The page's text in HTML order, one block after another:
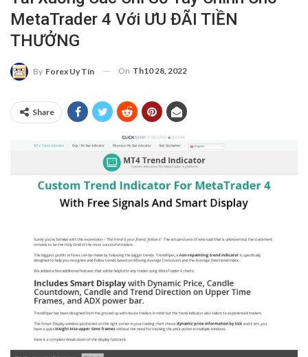
MetaTrader 4 Với ƯU ĐÃI TIỀN
THƯỞNG
By Forex Uy Tín On Th10 28, 2022
Share